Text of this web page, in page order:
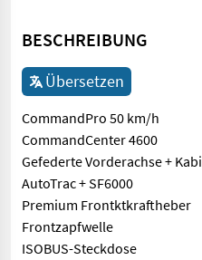
BESCHREIBUNG
Übersetzen
CommandPro 50 km/h
CommandCenter 4600
Gefederte Vorderachse +
AutoTrac + SF6000
Premium Frontktkraftheber
Frontzapfwelle
ISOBUS-Steckdose